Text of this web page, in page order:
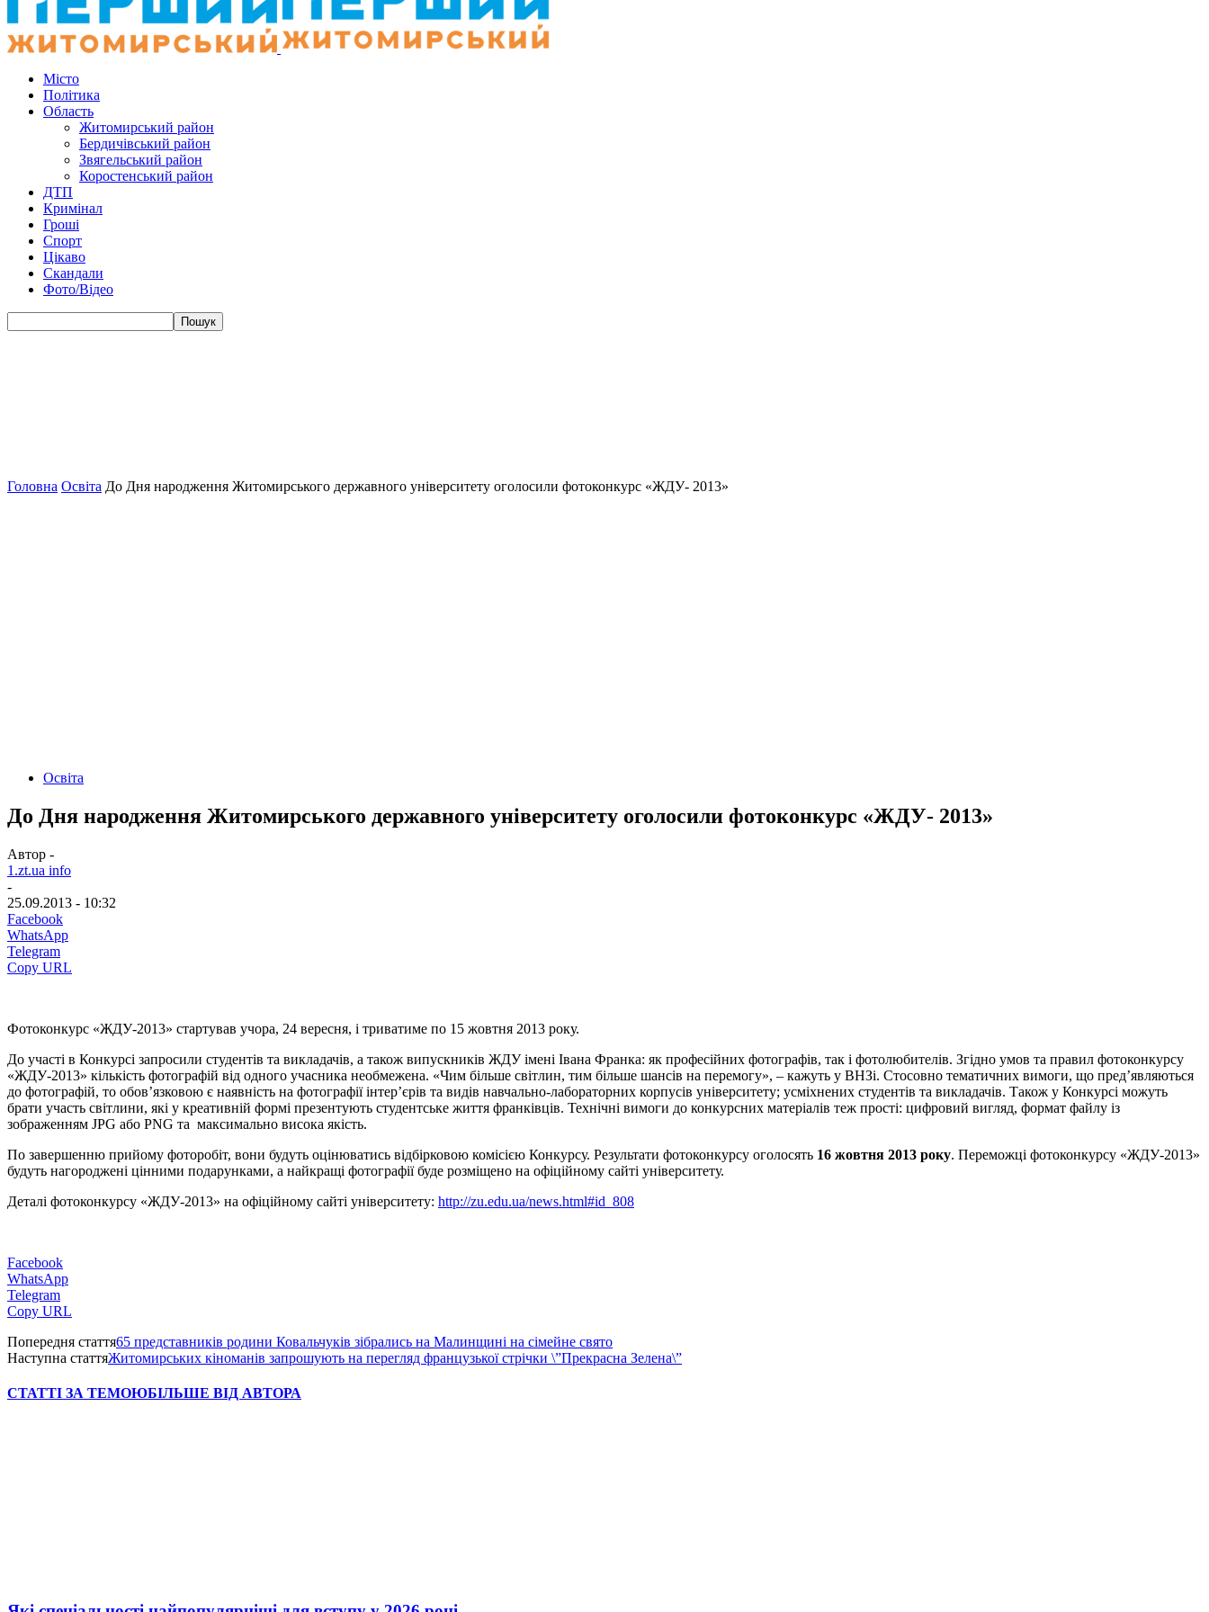
Місто
Політика
Область
Житомирський район
Бердичівський район
Звягельський район
Коростенський район
ДТП
Кримінал
Гроші
Спорт
Цікаво
Скандали
Фото/Відео
Головна Освіта До Дня народження Житомирського державного університету оголосили фотоконкурс «ЖДУ- 2013»
Освіта
До Дня народження Житомирського державного університету оголосили фотоконкурс «ЖДУ- 2013»
Автор -
1.zt.ua info
-
25.09.2013 - 10:32
Facebook
WhatsApp
Telegram
Copy URL
Фотоконкурс «ЖДУ-2013» стартував учора, 24 вересня, і триватиме по 15 жовтня 2013 року.
До участі в Конкурсі запросили студентів та викладачів, а також випускників ЖДУ імені Івана Франка: як професійних фотографів, так і фотолюбителів. Згідно умов та правил фотоконкурсу
«ЖДУ-2013» кількість фотографій від одного учасника необмежена. «Чим більше світлин, тим більше шансів на перемогу», – кажуть у ВНЗі. Стосовно тематичних вимоги, що пред’являються
до фотографій, то обов’язковою є наявність на фотографії інтер’єрів та видів навчально-лабораторних корпусів університету; усміхнених студентів та викладачів. Також у Конкурсі можуть
брати участь світлини, які у креативній формі презентують студентське життя франківців. Технічні вимоги до конкурсних матеріалів теж прості: цифровий вигляд, формат файлу із
зображенням JPG або PNG та максимально висока якість.
По завершенню прийому фоторобіт, вони будуть оцінюватись відбірковою комісією Конкурсу. Результати фотоконкурсу оголосять 16 жовтня 2013 року. Переможці фотоконкурсу «ЖДУ-2013»
будуть нагороджені цінними подарунками, а найкращі фотографії буде розміщено на офіційному сайті університету.
Деталі фотоконкурсу «ЖДУ-2013» на офіційному сайті університету: http://zu.edu.ua/news.html#id_808
Facebook
WhatsApp
Telegram
Copy URL
Попередня стаття65 представників родини Ковальчуків зібрались на Малинщині на сімейне свято
Наступна статтяЖитомирських кіноманів запрошують на перегляд французької стрічки \”Прекрасна Зелена\”
СТАТТІ ЗА ТЕМОЮБІЛЬШЕ ВІД АВТОРА